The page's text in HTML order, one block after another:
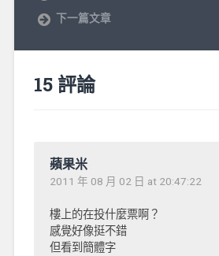
下一篇文章
15 評論
蘋果米
2011 年 08 月 02 日 at 20:47:22
樓上的在投什麼票啊？
感覺好像挺不錯
但看到簡體字